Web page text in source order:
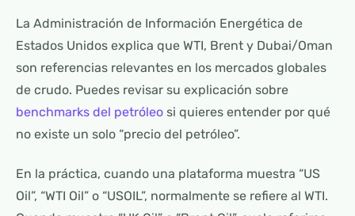
La Administración de Información Energética de
Estados Unidos explica que WTI, Brent y Dubai/Oman
son referencias relevantes en los mercados globales
de crudo. Puedes revisar su explicación sobre
benchmarks del petróleo si quieres entender por qué
no existe un solo “precio del petróleo”.
En la práctica, cuando una plataforma muestra “US
Oil”, “WTI Oil” o “USOIL”, normalmente se refiere al WTI.